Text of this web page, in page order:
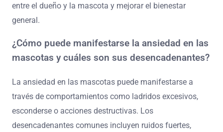
entre el dueño y la mascota y mejorar el bienestar
general.
¿Cómo puede manifestarse la ansiedad en las
mascotas y cuáles son sus desencadenantes?
La ansiedad en las mascotas puede manifestarse a
través de comportamientos como ladridos excesivos,
esconderse o acciones destructivas. Los
desencadenantes comunes incluyen ruidos fuertes,